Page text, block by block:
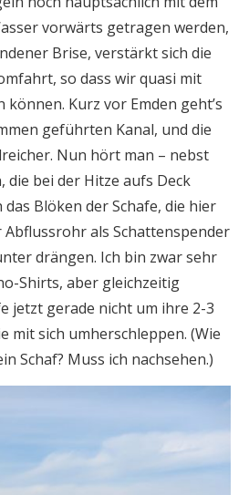
vorwärts getragen werden,
Brise, verstärkt sich die
so dass wir quasi mit
können. Kurz vor Emden geht’s
geführten Kanal, und die
Nun hört man – nebst
die bei der Hitze aufs Deck
Blöken der Schafe, die hier
Abflussrohr als Schattenspender
drängen. Ich bin zwar sehr
Shirts, aber gleichzeitig
jetzt gerade nicht um ihre 2-3
mit sich umherschleppen. (Wie
Schaf? Muss ich nachsehen.)